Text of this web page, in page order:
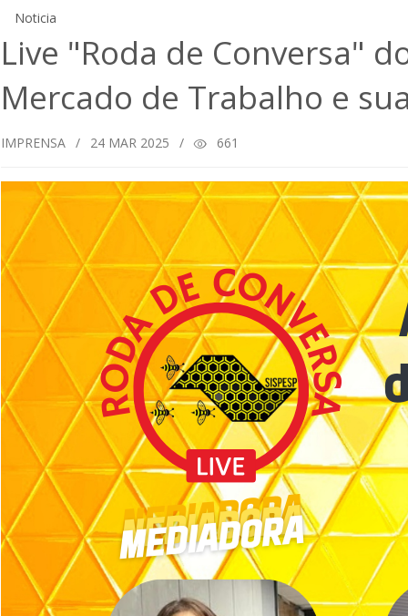
Noticia
Live "Roda de Conversa"
Mercado de Trabalho e
IMPRENSA / 24 MAR 2025 / 661